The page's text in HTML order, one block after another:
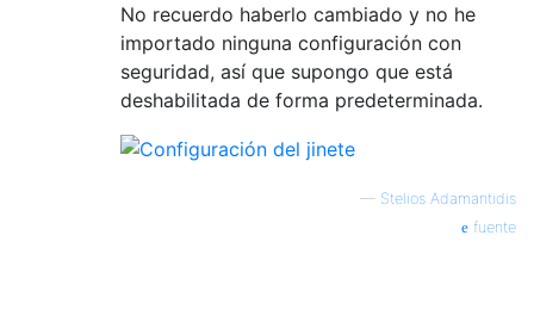
No recuerdo haberlo cambiado y no he
importado ninguna configuración con
seguridad, así que supongo que está
deshabilitada de forma predeterminada.
— Stelios Adamantidis
fuente